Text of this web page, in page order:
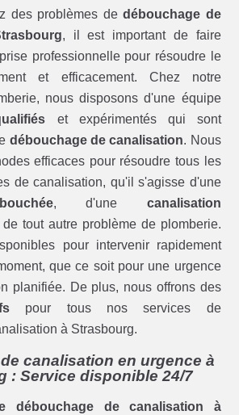
des problèmes dedébouchage de
, il est important de faire
professionnelle pour résoudre le
et efficacement. Chez notre
nous disposons d'une équipe
et expérimentés qui sont
débouchage de canalisation. Nous
efficaces pour résoudre tous les
de canalisation, qu'il s'agisse d'une
, d'une canalisation
tout autre problème de plomberie.
pour intervenir rapidement
que ce soit pour une urgence
planifiée. De plus, nous offrons des
pour tous nos services de
à Strasbourg.
canalisation en urgence à
: Service disponible 24/7
débouchage de canalisation à